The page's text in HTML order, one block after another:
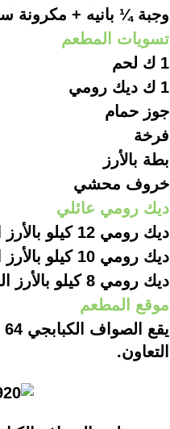
وجبة ¼ بانيه +
تسويات المطعم
1 ك لحم
1 ك ديك رومي
جوز حمام
فرخة
بطة بالأرز
خروف محشي
ديك رومي عائلي
ديك رومي 12 كيلو بالأرز البسمتي والمكسرات 1500 جنيه
ديك رومي 10 كيلو بالأرز البسمتي والمكسرات 1250 جنيه
ديك رومي 8 كيلو بالأرز البسمتي والمكسرات 1000 جنيه
موقع المطعم
يقع الصواف الكبابجي64
التعاون.